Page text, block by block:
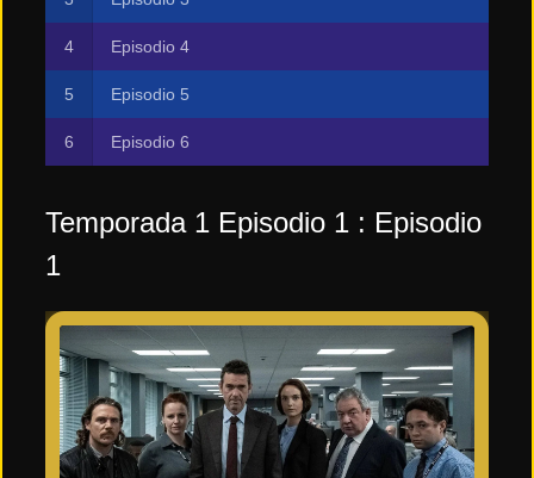
Episodio 4
Episodio 5
Episodio 6
Temporada 1 Episodio 1 : Episodio
1